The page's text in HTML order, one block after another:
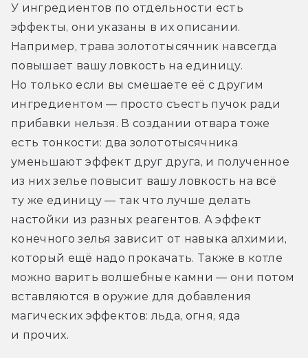
У ингредиентов по отдельности есть
эффекты, они указаны в их описании.
Например, трава золототысячник навсегда
повышает вашу ловкость на единицу.
Но только если вы смешаете её с другим
ингредиентом — просто съесть пучок ради
прибавки нельзя. В создании отвара тоже
есть тонкости: два золототысячника
уменьшают эффект друг друга, и полученное
из них зелье повысит вашу ловкость на всё
ту же единицу — так что лучше делать
настойки из разных реагентов. А эффект
конечного зелья зависит от навыка алхимии,
который ещё надо прокачать. Также в котле
можно варить волшебные камни — они потом
вставляются в оружие для добавления
магических эффектов: льда, огня, яда
и прочих.